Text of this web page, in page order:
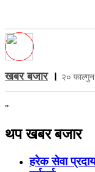
खबर बजार। २०
"
थप खबर बजार
हरेक सेवा